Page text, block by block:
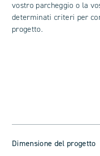
vostro parcheggio o la
determinati criteri per
progetto.
Dimensione del progetto